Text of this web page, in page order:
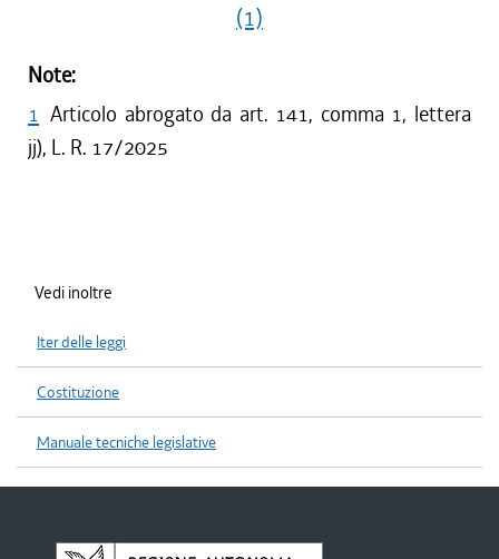
(1)
Note:
1 Articolo abrogato da art. 141, comma 1, lettera
jj), L. R. 17/2025
Vedi inoltre
Iter delle leggi
Costituzione
Manuale tecniche legislative